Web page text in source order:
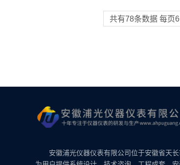
共有78条数据 每页
安徽浦光仪器仪表有限公司位于安徽省天长